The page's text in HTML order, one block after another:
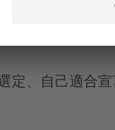
、自己適合